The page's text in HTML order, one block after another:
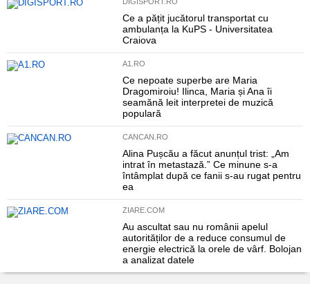
Ce a pățit jucătorul transportat cu
ambulanța la KuPS - Universitatea
Craiova
A1.RO
Ce nepoate superbe are Maria
Dragomiroiu! Ilinca, Maria și Ana îi
seamănă leit interpretei de muzică
populară
CANCAN.RO
Alina Pușcău a făcut anunțul trist: „Am
intrat în metastază.” Ce minune s-a
întâmplat după ce fanii s-au rugat pentru
ea
ZIARE.COM
Au ascultat sau nu românii apelul
autorităților de a reduce consumul de
energie electrică la orele de vârf. Bolojan
a analizat datele